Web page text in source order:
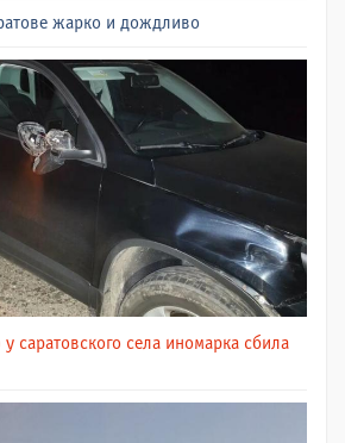
жарко и дождливо
саратовского села иномарка сбила